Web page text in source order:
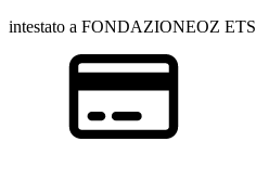
intestato a FONDAZIONEOZ ETS